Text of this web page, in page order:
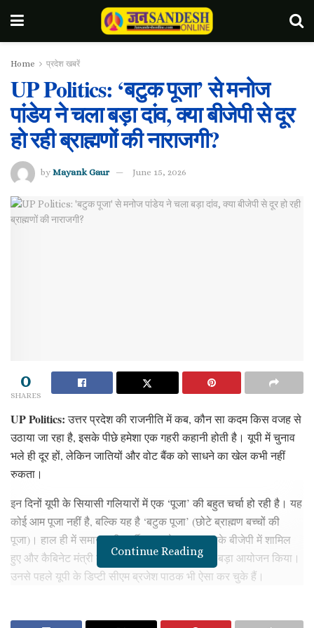
Home प्रदेश खबरें
UP Politics: ‘बटुक पूजा’ से मनोज
पांडेय ने चला बड़ा दांव, क्या बीजेपी से दूर
हो रही ब्राह्मणों की नाराजगी?
by Mayank Gaur June 15, 2026
0
SHARES
UP Politics:उत्तर प्रदेश की राजनीति में कब, कौन सा कदम किस वजह से
उठाया जा रहा है, इसके पीछे हमेशा एक गहरी कहानी होती है। यूपी में चुनाव
भले ही दूर हों, लेकिन जातियों और वोट बैंक को साधने का खेल कभी नहीं
रुकता।
इन दिनों यूपी के सियासी गलियारों में एक ‘पूजा’ की बहुत चर्चा हो रही है। यह
कोई आम पूजा नहीं है, बल्कि यह है ‘बटुक पूजा’ (छोटे ब्राह्मण बच्चों की
पूजा)। हाल ही में समाजवादी पार्टी (SP) से बगावत करके बीजेपी में शामिल
हुए और कैबिनेट मंत्री बने मनोज पांडेय ने इस पूजा का बड़ा आयोजन किया।
उनसे पहले यूपी के डिप्टी सीएम ब्रजेश पाठक भी ऐसा कर चुके हैं।
रही है? क्या बीजेपी के अंदर ब्राह्मणों को खुश करने की कोई नई रणनीति चल
Continue Reading